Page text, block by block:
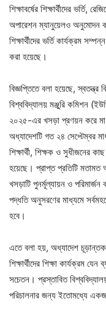
শিক্ষাবর্ষের শিক্ষার্থীদের ভর্তি,
অপারেশন ম্যানুয়েলও অনুমোদন
শিক্ষার্থীদের ভর্তি কার্যক্রম
করা হয়েছে।
বিজ্ঞপ্তিতে বলা হয়েছে, স্বতন্ত্র
বিশ্ববিদ্যালয় মঞ্জুরি কমিশন
২০২৫-এর খসড়া প্রণয়ন করে
অধ্যাদেশটি গত ২৪ সেপ্টেম্বর
শিক্ষার্থী, শিক্ষক ও সুধীজনের
হয়েছে। প্রাপ্ত প্রতিটি মতামত
খসড়াটি পুনর্মূল্যায়ন ও
পদ্ধতি অনুসরণের মাধ্যমে
হবে।
এতে বলা হয়, অধ্যাদেশ
শিক্ষার্থীদের শিক্ষা কার্যক্রম
সচেতন। প্রস্তাবিত
পরিচালনার জন্য ইতোমধ্যে